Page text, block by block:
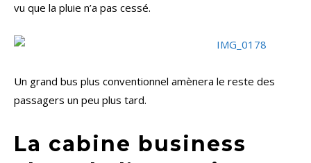
vu que la pluie n’a pas cessé.
Un grand bus plus conventionnel amènera le reste des
passagers un peu plus tard.
La cabine business